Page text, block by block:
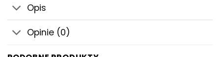
Opis
Opinie (0)